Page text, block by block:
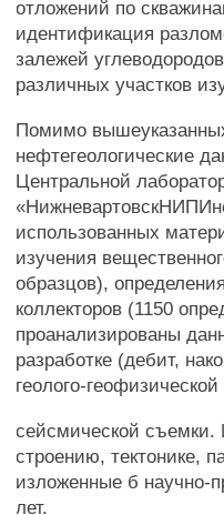
отложений по
идентификация
залежей
различных участков
Помимо
Центральной
использованных
изучения
образцов),
коллекторов (1150
проанализированы
разработке (дебит,
геолого-
сейсмической съемки.
строению, тектонике,
изложенные б научно-
лет.